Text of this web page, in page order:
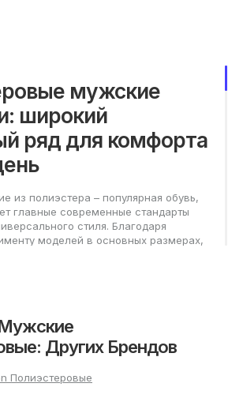
мужские
широкий
ряд для комфорта
из полиэстера – популярная обувь,
главные современные стандарты
стиля. Благодаря
моделей в основных размерах,
подходящие
мужские из
Других Брендов
Полиэстеровые